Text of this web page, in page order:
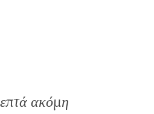
ακόμη